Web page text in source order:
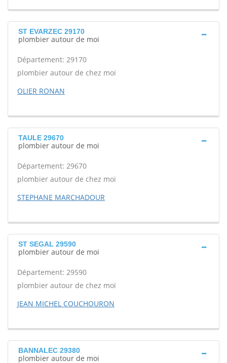
ST EVARZEC 29170
plombier autour de moi
Département: 29170
plombier autour de chez moi
OLIER RONAN
TAULE 29670
plombier autour de moi
Département: 29670
plombier autour de chez moi
STEPHANE MARCHADOUR
ST SEGAL 29590
plombier autour de moi
Département: 29590
plombier autour de chez moi
JEAN MICHEL COUCHOURON
BANNALEC 29380
plombier autour de moi